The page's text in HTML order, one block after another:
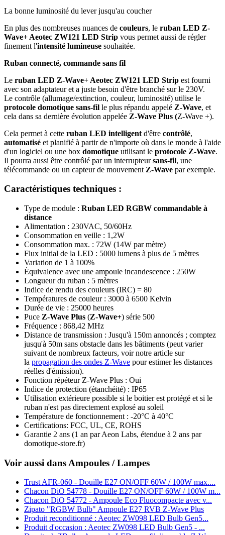
La bonne luminosité du lever jusqu'au coucher
En plus des nombreuses nuances de couleurs, le ruban LED Z-
Wave+ Aeotec ZW121 LED Strip vous permet aussi de régler
finement l'intensité lumineuse souhaitée.
Ruban connecté, commande sans fil
Le ruban LED Z-Wave+ Aeotec ZW121 LED Strip est fourni
avec son adaptateur et a juste besoin d'être branché sur le 230V.
Le contrôle (allumage/extinction, couleur, luminosité) utilise le
protocole domotique sans-fil le plus répandu appelé Z-Wave, et
cela dans sa dernière évolution appelée Z-Wave Plus (Z‑Wave +).
Cela permet à cette ruban LED intelligent d'être contrôlé,
automatisé et planifié à partir de n'importe où dans le monde à l'aide
d'un logiciel ou une box domotique utilisant le protocole Z-Wave.
Il pourra aussi être contrôlé par un interrupteursans-fil, une
télécommande ou un capteur de mouvement Z-Wave par exemple.
Caractéristiques techniques :
Type de module : Ruban LED RGBW commandable à
distance
Alimentation : 230VAC, 50/60Hz
Consommation en veille : 1,2W
Consommation max. : 72W (14W par mètre)
Flux initial de la LED : 5000 lumens à plus de 5 mètres
Variation de 1 à 100%
Équivalence avec une ampoule incandescence : 250W
Longueur du ruban : 5 mètres
Indice de rendu des couleurs (IRC) = 80
Températures de couleur : 3000 à 6500 Kelvin
Durée de vie : 25000 heures
Puce Z‑Wave Plus (Z-Wave+) série 500
Fréquence : 868,42 MHz
Distance de transmission : Jusqu'à 150m annoncés ; comptez
jusqu'à 50m sans obstacle dans les bâtiments (peut varier
suivant de nombreux facteurs, voir notre article sur
la propagation des ondes Z-Wave pour estimer les distances
réelles d'émission).
Fonction répéteur Z‑Wave Plus : Oui
Indice de protection (étanchéité) : IP65
Utilisation extérieure possible si le boitier est protégé et si le
ruban n'est pas directement explosé au soleil
Température de fonctionnement : -20°C à 40°C
Certifications: FCC, UL, CE, ROHS
Garantie 2 ans (1 an par Aeon Labs, étendue à 2 ans par
domotique-store.fr)
Voir aussi dans Ampoules / Lampes
Trust AFR-060 - Douille E27 ON/OFF 60W / 100W max....
Chacon DiO 54778 - Douille E27 ON/OFF 60W / 100W m...
Chacon DiO 54772 - Ampoule Eco Fluocompacte avec v...
Zipato "RGBW Bulb" Ampoule E27 RVB Z-Wave Plus
Produit reconditionné : Aeotec ZW098 LED Bulb Gen5...
Produit d'occasion : Aeotec ZW098 LED Bulb Gen5 - ...